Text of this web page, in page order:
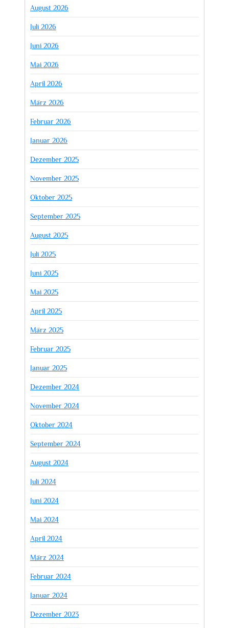
August 2026
Juli 2026
Juni 2026
Mai 2026
April 2026
März 2026
Februar 2026
Januar 2026
Dezember 2025
November 2025
Oktober 2025
September 2025
August 2025
Juli 2025
Juni 2025
Mai 2025
April 2025
März 2025
Februar 2025
Januar 2025
Dezember 2024
November 2024
Oktober 2024
September 2024
August 2024
Juli 2024
Juni 2024
Mai 2024
April 2024
März 2024
Februar 2024
Januar 2024
Dezember 2023